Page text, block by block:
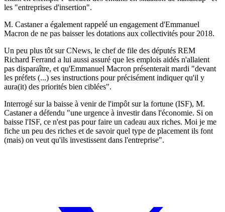
les "entreprises d'insertion".
M. Castaner a également rappelé un engagement d'Emmanuel
Macron de ne pas baisser les dotations aux collectivités pour 2018.
Un peu plus tôt sur CNews, le chef de file des députés REM
Richard Ferrand a lui aussi assuré que les emplois aidés n'allaient
pas disparaître, et qu'Emmanuel Macron présenterait mardi "devant
les préfets (...) ses instructions pour précisément indiquer qu'il y
aura(it) des priorités bien ciblées".
Interrogé sur la baisse à venir de l'impôt sur la fortune (ISF), M.
Castaner a défendu "une urgence à investir dans l'économie. Si on
baisse l'ISF, ce n'est pas pour faire un cadeau aux riches. Moi je me
fiche un peu des riches et de savoir quel type de placement ils font
(mais) on veut qu'ils investissent dans l'entreprise".